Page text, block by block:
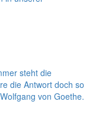
steht die
die Antwort doch so
von Goethe.